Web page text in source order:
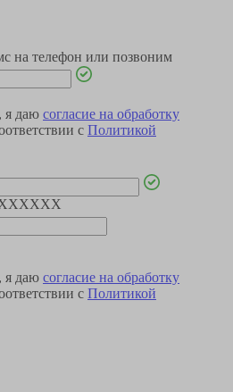
на телефон или позвоним
я даю согласие на обработку
с Политикой
я даю согласие на обработку
с Политикой